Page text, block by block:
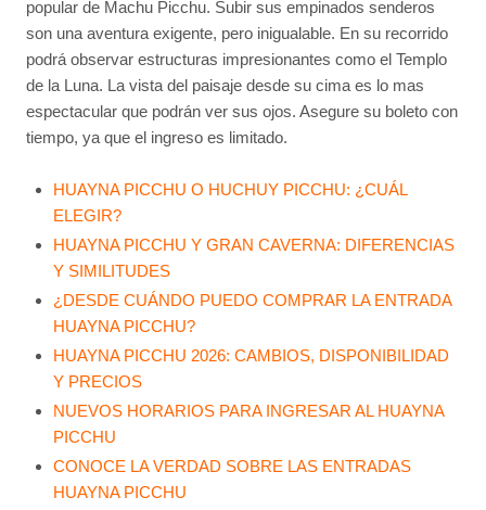
popular de Machu Picchu. Subir sus empinados senderos
son una aventura exigente, pero inigualable. En su recorrido
podrá observar estructuras impresionantes como el Templo
de la Luna. La vista del paisaje desde su cima es lo mas
espectacular que podrán ver sus ojos. Asegure su boleto con
tiempo, ya que el ingreso es limitado.
HUAYNA PICCHU O HUCHUY PICCHU: ¿CUÁL
ELEGIR?
HUAYNA PICCHU Y GRAN CAVERNA: DIFERENCIAS
Y SIMILITUDES
¿DESDE CUÁNDO PUEDO COMPRAR LA ENTRADA
HUAYNA PICCHU?
HUAYNA PICCHU 2026: CAMBIOS, DISPONIBILIDAD
Y PRECIOS
NUEVOS HORARIOS PARA INGRESAR AL HUAYNA
PICCHU
CONOCE LA VERDAD SOBRE LAS ENTRADAS
HUAYNA PICCHU